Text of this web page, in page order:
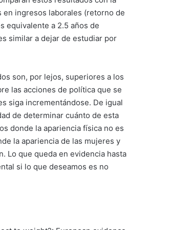
ingresos laborales (retorno de
equivalente a 2.5 años de
similar a dejar de estudiar por
son, por lejos, superiores a los
las acciones de política que se
siga incrementándose. De igual
de determinar cuánto de esta
donde la apariencia física no es
la apariencia de las mujeres y
Lo que queda en evidencia hasta
si lo que deseamos es no